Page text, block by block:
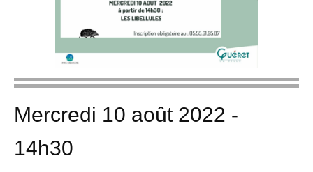
Mercredi 10 août 2022 -
14h30